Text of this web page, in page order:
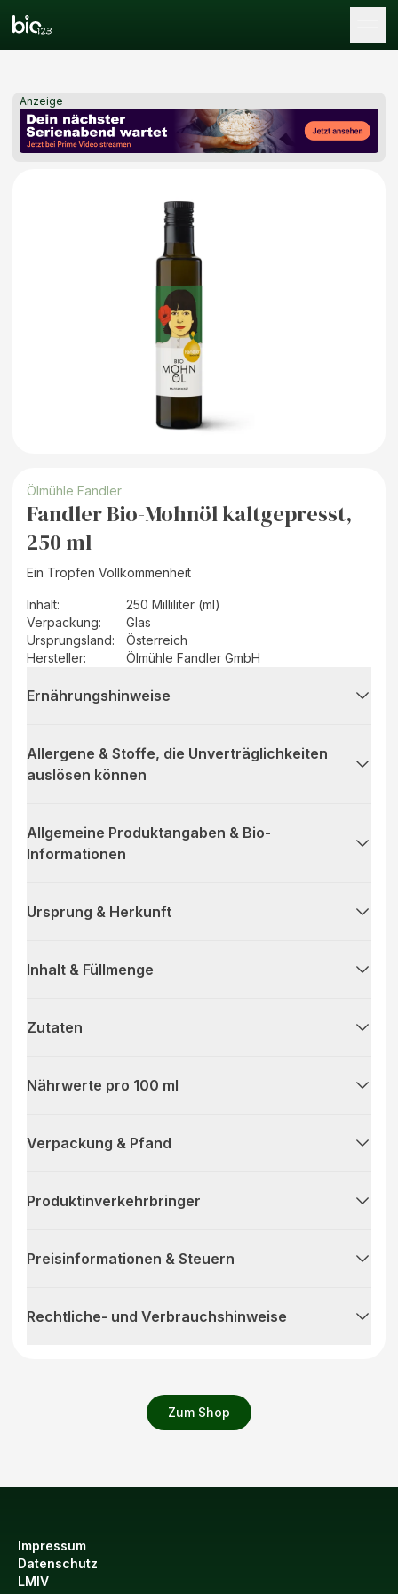
Anzeige
Zum Shop
Ölmühle Fandler
Fandler Bio-Mohnöl kaltgepresst,
250 ml
Ein Tropfen Vollkommenheit
Inhalt:
250 Milliliter (ml)
Verpackung:
Glas
Ursprungsland:
Österreich
Hersteller: Ölmühle Fandler GmbH
Ernährungshinweise
Allergene & Stoffe, die Unverträglichkeiten
auslösen können
Allgemeine Produktangaben & Bio-
Informationen
Ursprung & Herkunft
Inhalt & Füllmenge
Zutaten
Nährwerte pro 100 ml
Verpackung & Pfand
Produktinverkehrbringer
Preisinformationen & Steuern
Rechtliche- und Verbrauchshinweise
Impressum
Datenschutz
LMIV